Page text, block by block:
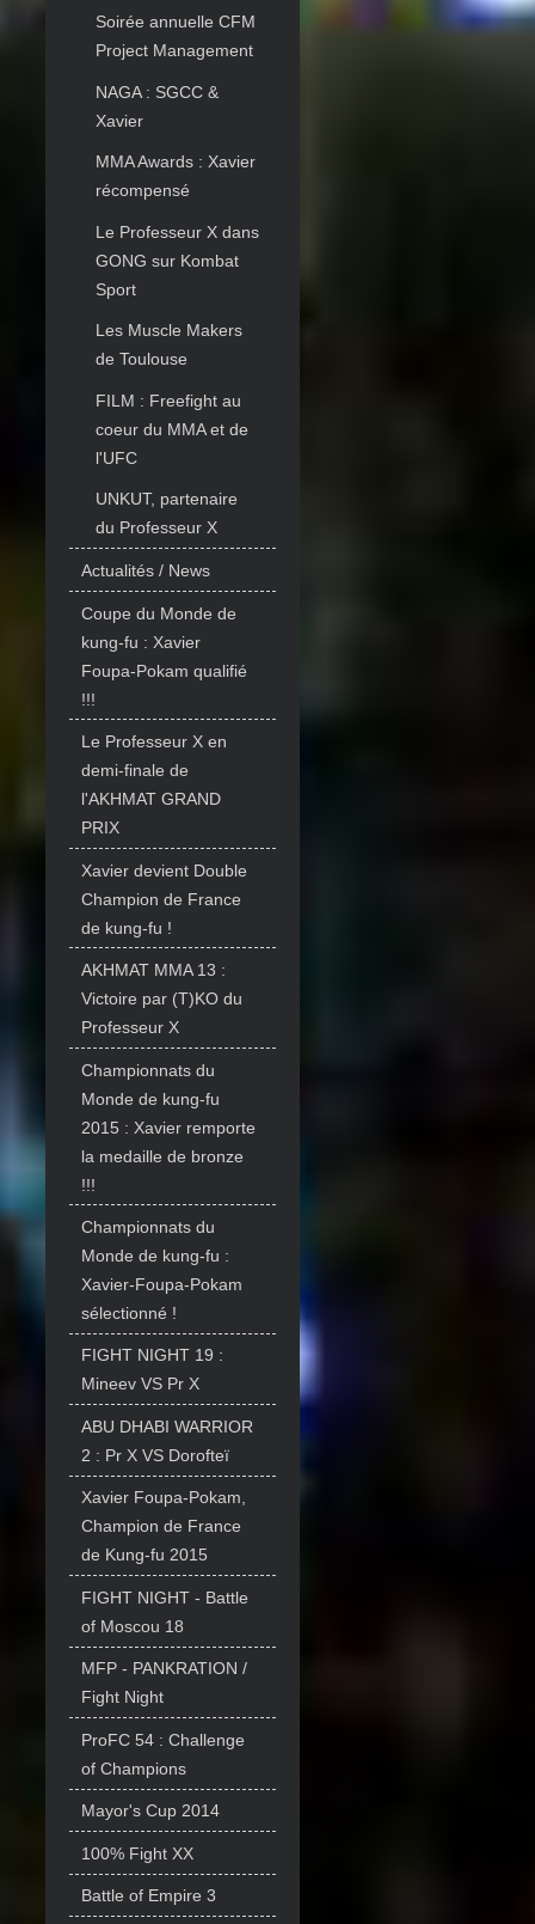
Soirée annuelle CFM
Project Management
NAGA : SGCC &
Xavier
MMA Awards : Xavier
récompensé
Le Professeur X dans
GONG sur Kombat
Sport
Les Muscle Makers
de Toulouse
FILM : Freefight au
coeur du MMA et de
l'UFC
UNKUT, partenaire
du Professeur X
Actualités / News
Coupe du Monde de
kung-fu : Xavier
Foupa-Pokam qualifié
!!!
Le Professeur X en
demi-finale de
l'AKHMAT GRAND
PRIX
Xavier devient Double
Champion de France
de kung-fu !
AKHMAT MMA 13 :
Victoire par (T)KO du
Professeur X
Championnats du
Monde de kung-fu
2015 : Xavier remporte
la medaille de bronze
!!!
Championnats du
Monde de kung-fu :
Xavier-Foupa-Pokam
sélectionné !
FIGHT NIGHT 19 :
Mineev VS Pr X
ABU DHABI WARRIOR
2 : Pr X VS Dorofteï
Xavier Foupa-Pokam,
Champion de France
de Kung-fu 2015
FIGHT NIGHT - Battle
of Moscou 18
MFP - PANKRATION /
Fight Night
ProFC 54 : Challenge
of Champions
Mayor's Cup 2014
100% Fight XX
Battle of Empire 3